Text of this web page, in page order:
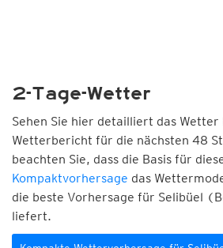
2-Tage-Wetter
Sehen Sie hier detailliert das Wetter
Wetterbericht für die nächsten 48
beachten Sie, dass die Basis für
Kompaktvorhersage das
die beste Vorhersage für Selibüel
liefert.